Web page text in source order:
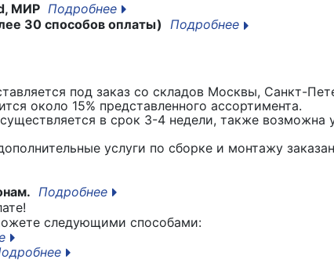
МИР Подробнее
30 способов оплаты) Подробнее
под заказ со складов Москвы, Санкт-
около 15% представленного ассортимента.
в срок 3-4 недели, также возможна
услуги по сборке и монтажу
Подробнее
следующими способами: